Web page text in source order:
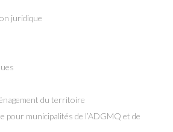
juridique
du territoire
pour municipalités de l’ADGMQ et de